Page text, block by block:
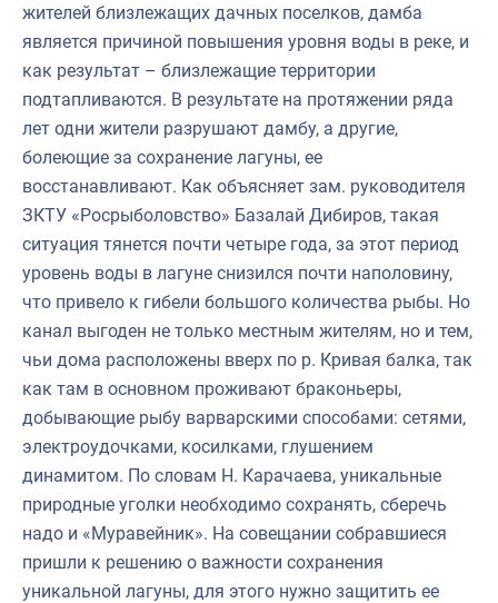
жителей близлежащих дачных поселков, дамба
является причиной повышения уровня воды в реке, и
как результат – близлежащие территории
подтапливаются. В результате на протяжении ряда
лет одни жители разрушают дамбу, а другие,
болеющие за сохранение лагуны, ее
восстанавливают. Как объясняет зам. руководителя
ЗКТУ «Росрыболовство» Базалай Дибиров, такая
ситуация тянется почти четыре года, за этот период
уровень воды в лагуне снизился почти наполовину,
что привело к гибели большого количества рыбы. Но
канал выгоден не только местным жителям, но и тем,
чьи дома расположены вверх по р. Кривая балка, так
как там в основном проживают браконьеры,
добывающие рыбу варварскими способами: сетями,
электроудочками, косилками, глушением
динамитом. По словам Н. Карачаева, уникальные
природные уголки необходимо сохранять, сберечь
надо и «Муравейник». На совещании собравшиеся
пришли к решению о важности сохранения
уникальной лагуны, для этого нужно защитить ее